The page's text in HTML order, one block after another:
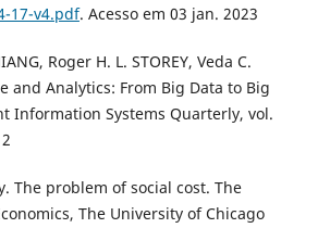
17-v4.pdf. Acesso em 03 jan. 2023
Roger H. L. STOREY, Veda C.
and Analytics: From Big Data to Big
Information Systems Quarterly, vol.
The problem of social cost. The
The University of Chicago